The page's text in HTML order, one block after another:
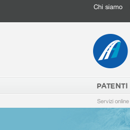
Chi siamo
PATENTI
Servizi online